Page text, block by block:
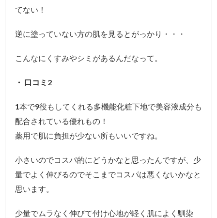
てない！
逆に塗っていない方の肌を見るとがっかり・・・
こんなにくすみやシミがあるんだなって。
・ 口コミ2
1本で9役もしてくれる多機能化粧下地で美容液成分も
配合されている優れもの！
薬用で肌に負担が少ない所もいいですね。
小さいのでコスパ的にどうかなと思ったんですが、少
量でよく伸びるのでそこまでコスパは悪くないかなと
思います。
少量でムラなく伸びて付け心地が軽く肌によく馴染